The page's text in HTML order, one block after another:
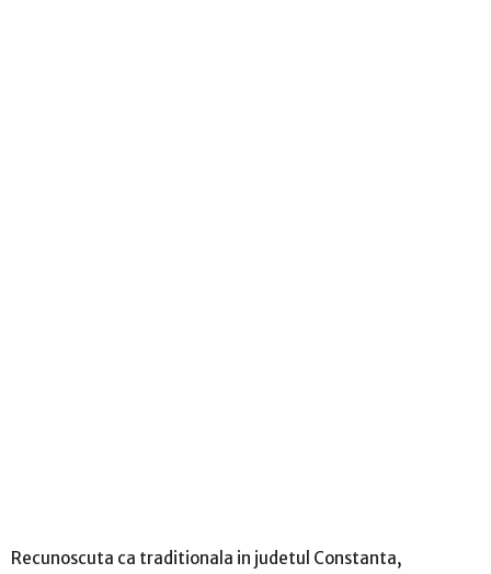
Recunoscuta ca traditionala in judetul Constanta,